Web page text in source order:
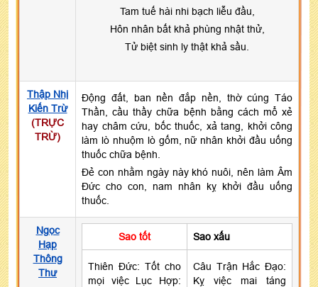
Tam tuế hài nhi bạch liễu đầu,
Hôn nhân bất khả phùng nhật thử,
Tử biệt sinh ly thật khả sầu.
Thập Nhị
Kiến Trừ
(TRỰC
TRỪ)
Động đất, ban nền đắp nền, thờ cúng Táo
Thần, cầu thầy chữa bệnh bằng cách mổ xẻ
hay châm cứu, bốc thuốc, xả tang, khởi công
làm lò nhuộm lò gốm, nữ nhân khởi đầu uống
thuốc chữa bệnh.
Đẻ con nhằm ngày này khó nuôi, nên làm Âm
Đức cho con, nam nhân kỵ khởi đầu uống
thuốc.
Ngọc
Hạp
Thông
Thư
Sao tốt Sao xấu
Thiên Đức: Tốt cho
mọi việc Lục Hợp:
Câu Trận Hắc Đạo:
Kỵ việc mai táng